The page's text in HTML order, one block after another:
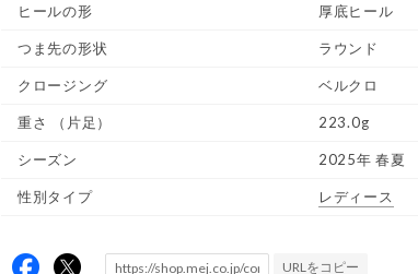
ヒールの形 厚底ヒール
つま先の形状 ラウンド
クロージング ベルクロ
重さ （片足） 223.0g
シーズン 2025年 春夏
性別タイプ レディース
URLをコピー